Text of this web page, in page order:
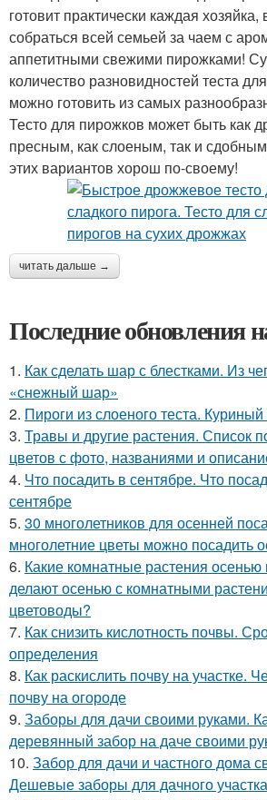
готовит практически каждая хозяйка,
собраться всей семьей за чаем с
аппетитными свежими пирожками!
количество разновидностей теста
можно готовить из самых
Тесто для пирожков может быть как
пресным, как слоеным, так и
этих вариантов хорош по-своему!
читать дальше →
Последние обновления
1. Как сделать шар с блестками. Из
«снежный шар»
2. Пироги из слоеного теста.
3. Травы и другие растения. Список
цветов с фото, названиями и
4. Что посадить в сентябре. Что
сентябре
5. 30 многолетников для осенней
многолетние цветы можно посадить
6. Какие комнатные растения
делают осенью с комнатными
цветоводы?
7. Как снизить кислотность почвы.
определения
8. Как раскислить почву на участке.
почву на огороде
9. Заборы для дачи своими руками.
деревянный забор на даче своими
10. Забор для дачи и частного дома
Дешевые заборы для дачного